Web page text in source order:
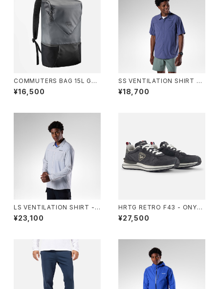
COMMUTERS BAG 15L GRE
Y
¥16,500
SS VENTILATION SHIRT -
A02 TRUE NIGHT BLUE
¥18,700
LS VENTILATION SHIRT - 2
25 LIGHT GREY
¥23,100
HRTG RETRO F43 - ONYX
GRY
¥27,500